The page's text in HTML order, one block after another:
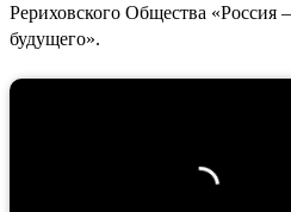
Рериховского Общества «Россия
будущего».